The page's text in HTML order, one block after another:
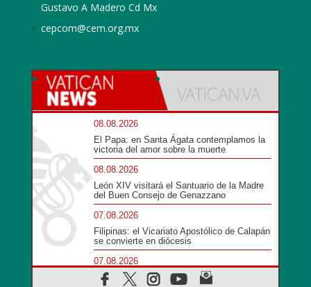
Gustavo A Madero Cd Mx
cepcom@cem.org.mx
08.08.2026
El Papa: en Santa Ágata contemplamos la
victoria del amor sobre la muerte
08.08.2026
León XIV visitará el Santuario de la Madre
del Buen Consejo de Genazzano
07.08.2026
Filipinas: el Vicariato Apostólico de Calapán
se convierte en diócesis
07.08.2026
Honduras: Los desplazados invisibles de